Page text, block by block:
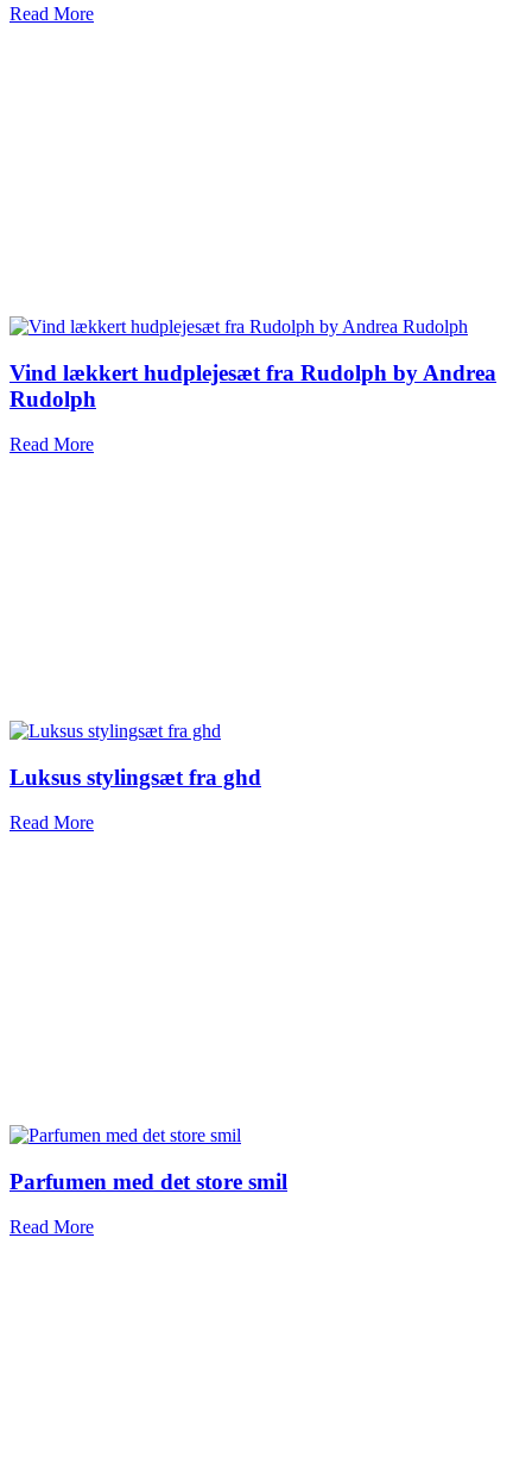
Read More
Vind lækkert hudplejesæt fra Rudolph by Andrea
Rudolph
Read More
Luksus stylingsæt fra ghd
Read More
Parfumen med det store smil
Read More